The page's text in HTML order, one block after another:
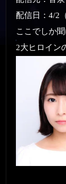
配信日：4/2
ここでしか
2大ヒロイン